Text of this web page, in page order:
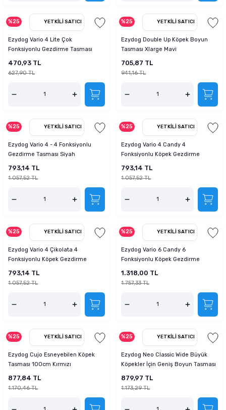
%25 YETKILI SATICI
Ezydog Vario 4 Lite Çok
Fonksiyonlu Gezdirme Tasması
470,93 TL
627,90 TL
%25 YETKILI SATICI
Ezydog Double Up Köpek Boyun
Tasması Xlarge Mavi
705,87 TL
941,16 TL
%25 YETKILI SATICI
Ezydog Vario 4 - 4 Fonksiyonlu
Gezdirme Tasması Siyah
793,14 TL
1.057,52 TL
%25 YETKILI SATICI
Ezydog Vario 4 Candy 4
Fonksiyonlu Köpek Gezdirme
793,14 TL
1.057,52 TL
%25 YETKILI SATICI
Ezydog Vario 4 Çikolata 4
Fonksiyonlu Köpek Gezdirme
793,14 TL
1.057,52 TL
%25 YETKILI SATICI
Ezydog Vario 6 Candy 6
Fonksiyonlu Köpek Gezdirme
1.318,00 TL
1.757,33 TL
%25 YETKILI SATICI
Ezydog Cujo Esneyebilen Köpek
Tasması 100cm Kırmızı
877,84 TL
1.170,46 TL
%25 YETKILI SATICI
Ezydog Neo Classic Wide Büyük
Köpekler İçin Geniş Boyun Tasması
879,97 TL
1.173,29 TL